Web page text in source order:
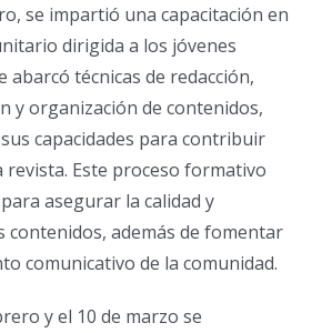
se impartió una capacitación en
dirigida a los jóvenes
abarcó técnicas de redacción,
y organización de contenidos,
capacidades para contribuir
revista. Este proceso formativo
asegurar la calidad y
contenidos, además de fomentar
comunicativo de la comunidad.
y el 10 de marzo se